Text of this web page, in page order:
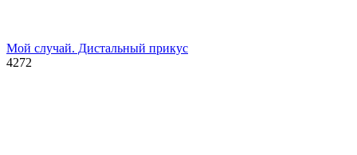
Мой случай. Дистальный прикус
4272